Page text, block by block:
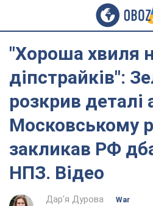
"Хороша хвиля
діпстрайків":
розкрив деталі
Московському
закликав РФ
НПЗ. Відео
Дар'я Дурова
War